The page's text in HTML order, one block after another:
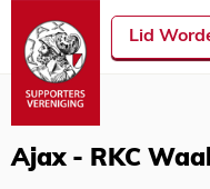
Lid
Ajax - RKC